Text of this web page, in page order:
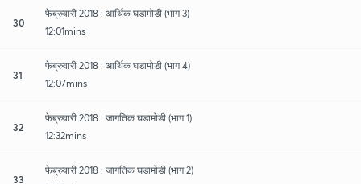
30
फेब्रुवारी 2018 : आर्थिक घडामोडी (भाग 3)
12:01mins
31
फेब्रुवारी 2018 : आर्थिक घडामोडी (भाग 4)
12:07mins
32
फेब्रुवारी 2018 : जागतिक घडामोडी (भाग 1)
12:32mins
33
फेब्रुवारी 2018 : जागतिक घडामोडी (भाग 2)